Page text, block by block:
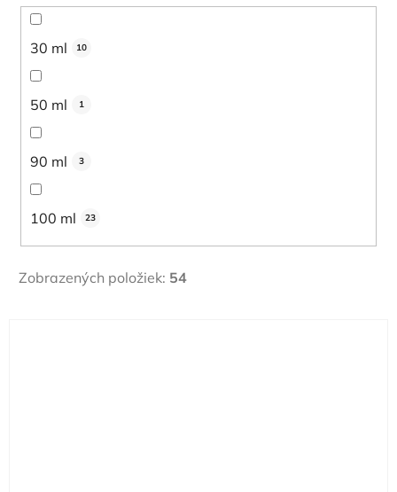
30 ml 10
50 ml 1
90 ml 3
100 ml 23
Zobrazených položiek: 54